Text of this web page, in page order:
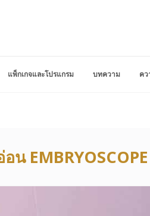
แพ็กเกจและโปรแกรม บทความ คว
น